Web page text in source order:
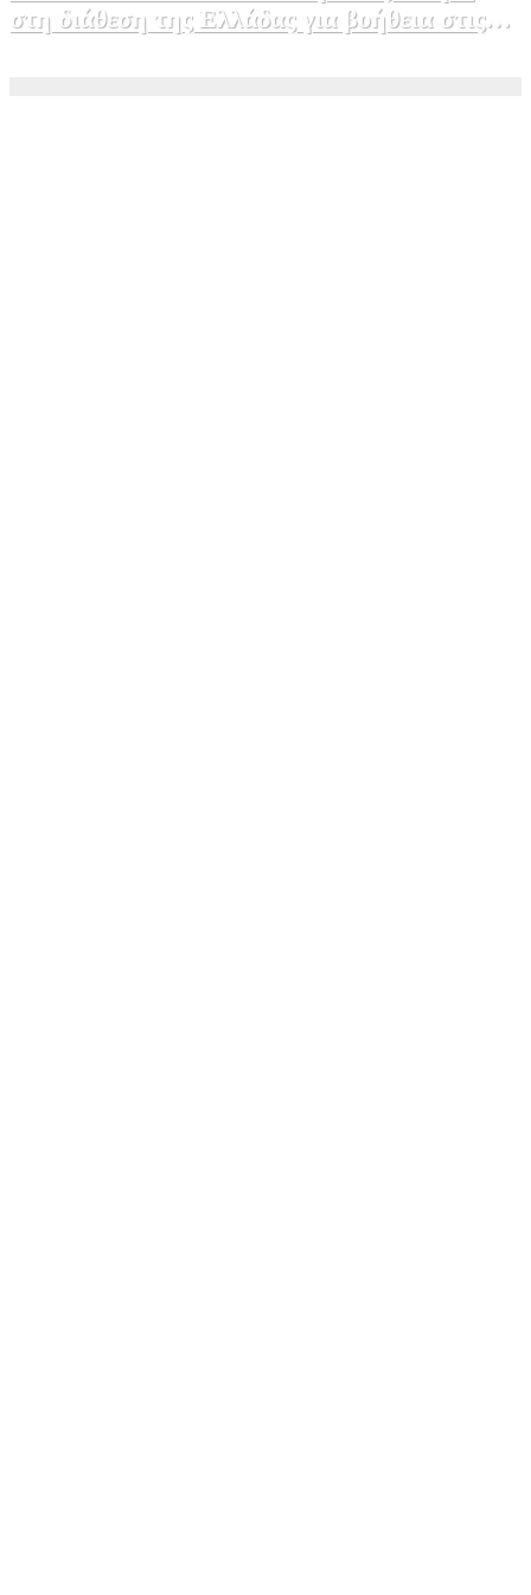
στη διάθεση της Ελλάδας για βοήθεια στις